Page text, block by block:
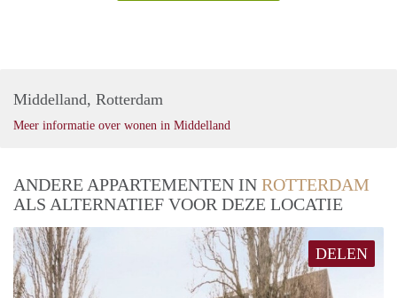
Middelland, Rotterdam
Meer informatie over wonen in Middelland
ANDERE APPARTEMENTEN IN ROTTERDAM
ALS ALTERNATIEF VOOR DEZE LOCATIE
DELEN